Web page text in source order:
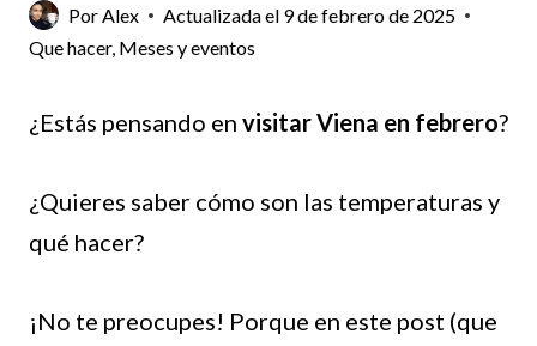
PorAlex Actualizada el 9 de febrero de 2025
Que hacer, Meses y eventos
¿Estás pensando en visitar Viena en febrero?
¿Quieres saber cómo son las temperaturas y
qué hacer?
¡No te preocupes! Porque en este post (que